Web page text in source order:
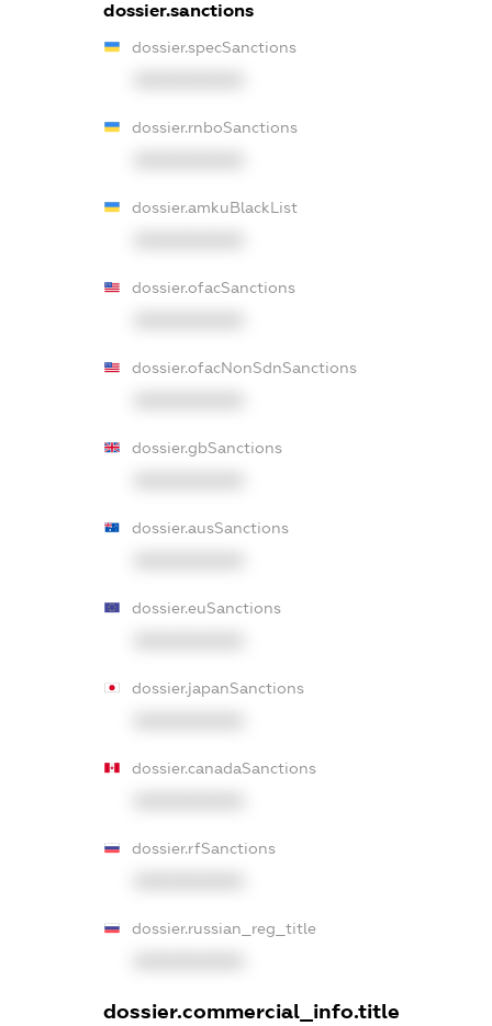
dossier.sanctions
dossier.specSanctions
dossier.rnboSanctions
dossier.amkuBlackList
dossier.ofacSanctions
dossier.ofacNonSdnSanctions
dossier.gbSanctions
dossier.ausSanctions
dossier.euSanctions
dossier.japanSanctions
dossier.canadaSanctions
dossier.rfSanctions
dossier.russian_reg_title
dossier.commercial_info.title